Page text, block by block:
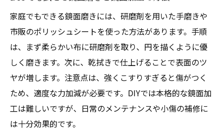
家庭でもできる鏡面磨きには、研磨剤を用いた手磨きや
市販のポリッシュシートを使った方法があります。手順
は、まず柔らかい布に研磨剤を取り、円を描くように優
しく磨きます。次に、乾拭きで仕上げることで表面のツ
ヤが増します。注意点は、強くこすりすぎると傷がつく
ため、適度な力加減が必要です。DIYでは本格的な鏡面加
工は難しいですが、日常のメンテナンスや小傷の補修に
は十分効果的です。